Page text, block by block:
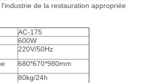
de la restauration appropriée
AC-175
600W
220V/50Hz
680*670*980mm
80kg/24h